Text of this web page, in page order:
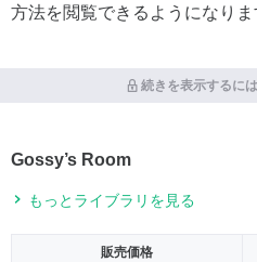
方法を閲覧できるようになりま
続きを表示するに
Gossy’s Room
もっとライブラリを見る
販売価格